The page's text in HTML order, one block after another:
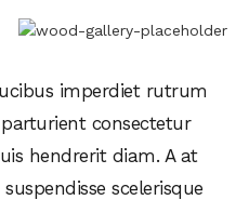
imperdiet rutrum
consectetur
hendrerit diam. A at
scelerisque